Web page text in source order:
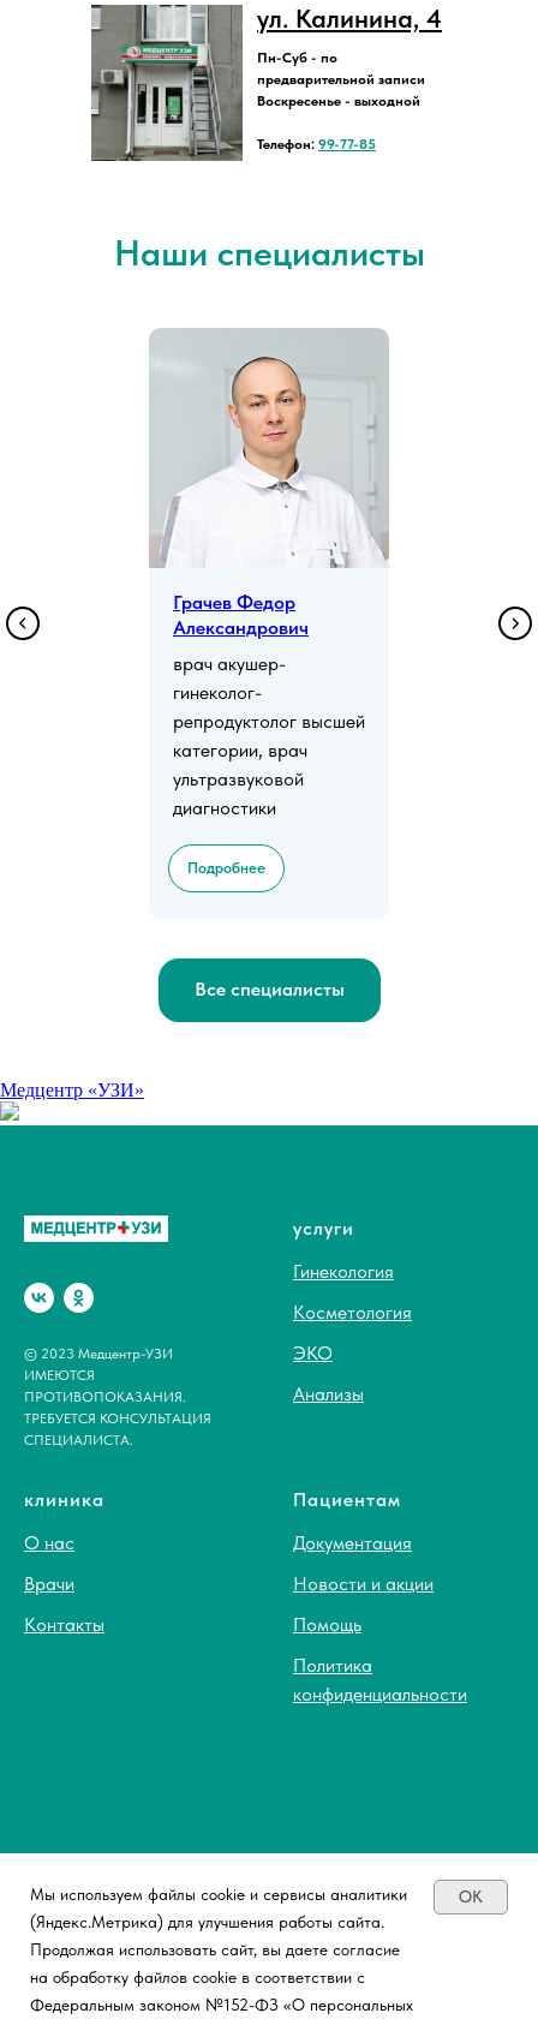
ул. Калинина, 4
Пн-Суб - по
предварительной записи
Воскресенье - выходной
Телефон: 99-77-85
Наши специалисты
Грачев Федор
Александрович
врач акушер-
гинеколог-
репродуктолог высшей
категории, врач
ультразвуковой
диагностики
Подробнее
Все специалисты
Медцентр «УЗИ»
© 2023 Медцентр-УЗИ
ИМЕЮТСЯ
ПРОТИВОПОКАЗАНИЯ.
ТРЕБУЕТСЯ КОНСУЛЬТАЦИЯ
СПЕЦИАЛИСТА.
услуги
Гинекология
Косметология
ЭКО
Анализы
клиника
О нас
Врачи
Контакты
Пациентам
Документация
Новости и акции
Помощь
Политика
конфиденциальности
ТРЕБУЕТСЯ КОНСУЛЬТАЦИЯ
СПЕЦИАЛИСТА.
Мы используем файлы cookie и сервисы аналитики
(Яндекс.Метрика) для улучшения работы сайта.
Продолжая использовать сайт, вы даете согласие
на обработку файлов cookie в соответствии с
Федеральным законом №152-ФЗ «О персональных
OK